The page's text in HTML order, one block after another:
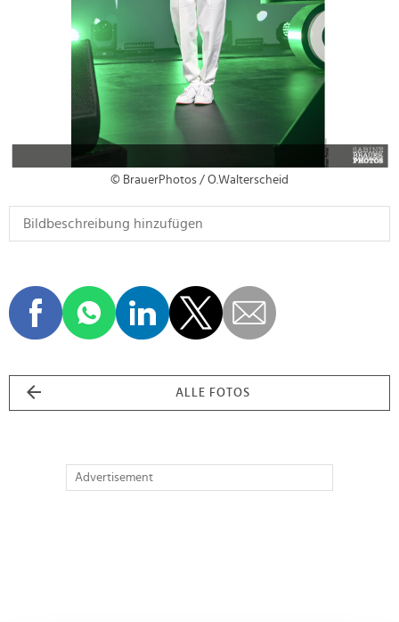
© BrauerPhotos / O.Walterscheid
ALLE FOTOS
Advertisement